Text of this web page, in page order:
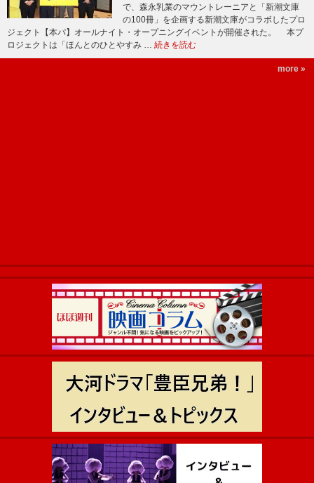
で、森永乳業のマウントレーニアと「新潮文庫
の100冊」を企画する新潮文庫がコラボしたプロ
ジェクト【本パ】オールナイト・オープニングイベントが開催された。 本プ
ロジェクトは「ほんとのひとやすみ … 続きを読む
more »